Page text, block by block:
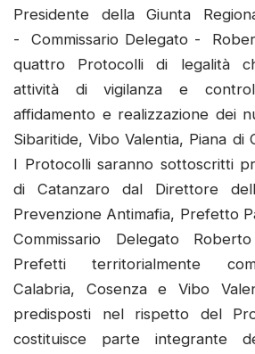
Presidente della Giunta
- Commissario Delegato -
quattro Protocolli di legalità
attività di vigilanza e
affidamento e realizzazione dei
Sibaritide, Vibo Valentia, Piana di
I Protocolli saranno sottoscritti
di Catanzaro dal Direttore
Prevenzione Antimafia, Prefetto
Commissario Delegato
Prefetti territorialmente
Calabria, Cosenza e Vibo
predisposti nel rispetto del
costituisce parte integrante